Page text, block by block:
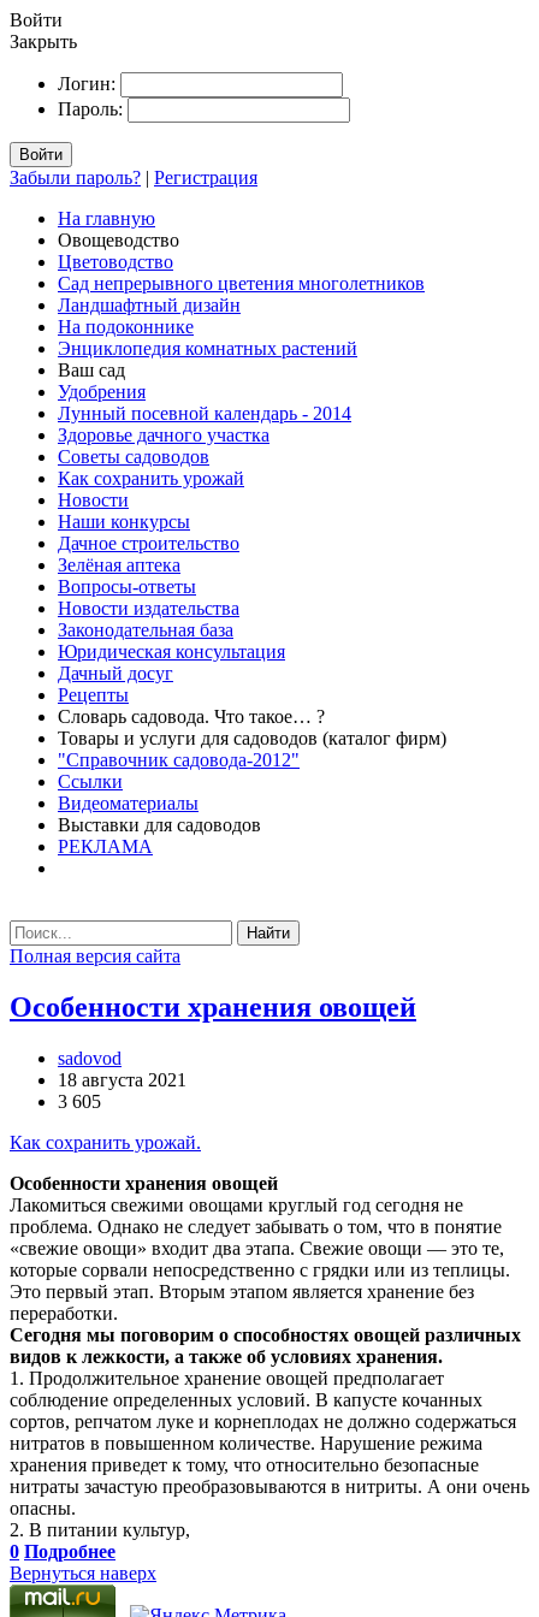
Войти
Закрыть
Логин:
Пароль:
Войти
Забыли пароль? | Регистрация
На главную
Овощеводство
Цветоводство
Сад непрерывного цветения многолетников
Ландшафтный дизайн
На подоконнике
Энциклопедия комнатных растений
Ваш сад
Удобрения
Лунный посевной календарь - 2014
Здоровье дачного участка
Советы садоводов
Как сохранить урожай
Новости
Наши конкурсы
Дачное строительство
Зелёная аптека
Вопросы-ответы
Новости издательства
Законодательная база
Юридическая консультация
Дачный досуг
Рецепты
Словарь садовода. Что такое… ?
Товары и услуги для садоводов (каталог фирм)
"Справочник садовода-2012"
Ссылки
Видеоматериалы
Выставки для садоводов
РЕКЛАМА
Найти
Полная версия сайта
Особенности хранения овощей
sadovod
18 августа 2021
3 605
Как сохранить урожай.
Особенности хранения овощей
Лакомиться свежими овощами круглый год сегодня не
проблема. Однако не следует забывать о том, что в понятие
«свежие овощи» входит два этапа. Свежие овощи — это те,
которые сорвали непосредственно с грядки или из теплицы.
Это первый этап. Вторым этапом является хранение без
переработки.
Сегодня мы поговорим о способностях овощей различных
видов к лежкости, а также об условиях хранения.
1. Продолжительное хранение овощей предполагает
соблюдение определенных условий. В капусте кочанных
сортов, репчатом луке и корнеплодах не должно содержаться
нитратов в повышенном количестве. Нарушение режима
хранения приведет к тому, что относительно безопасные
нитраты зачастую преобразовываются в нитриты. А они очень
опасны.
2. В питании культур,
0 Подробнее
Вернуться наверх